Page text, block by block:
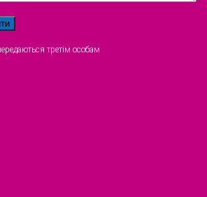
третім особам